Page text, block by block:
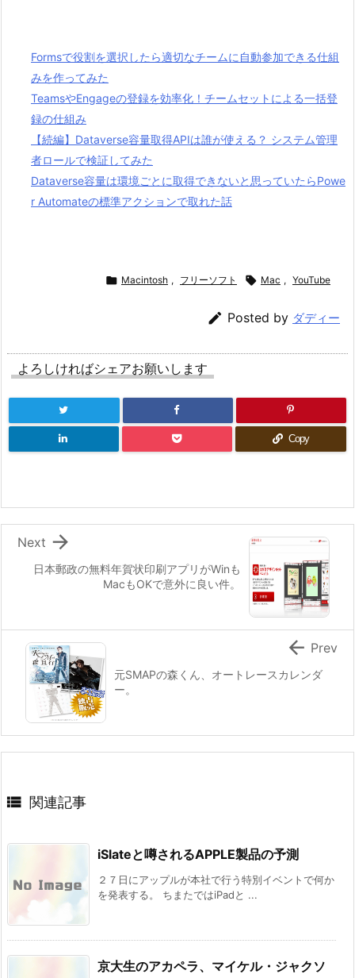
Formsで役割を選択したら適切なチームに自動参加できる仕組
みを作ってみた
TeamsやEngageの登録を効率化！チームセットによる一括登
録の仕組み
【続編】Dataverse容量取得APIは誰が使える？ システム管理
者ロールで検証してみた
Dataverse容量は環境ごとに取得できないと思っていたらPowe
r Automateの標準アクションで取れた話
 Macintosh , フリーソフト  Mac , YouTube
 Posted by ダディー
よろしければシェアお願いします
Copy
日本郵政の無料年賀状印刷アプリがWinも
MacもOKで意外に良い件。

Next
元SMAPの森くん、オートレースカレンダ
ー。
 Prev
 関連記事
iSlateと噂されるAPPLE製品の予測
２７日にアップルが本社で行う特別イベントで何か
を発表する。 ちまたではiPadと ...
京大生のアカペラ、マイケル・ジャクソ